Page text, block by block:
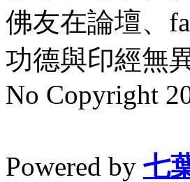
佛友在論壇、
功德與印經無異
No Copyright
Powered by 七